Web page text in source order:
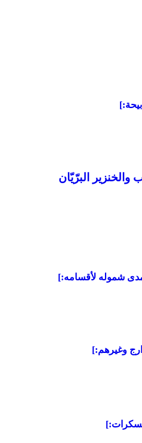
البرّيّان‏
شموله لأقسامه:]
وغيرهم:]